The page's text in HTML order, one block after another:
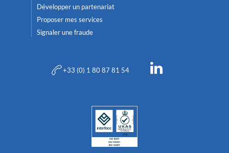
Développer un partenariat
Proposer mes services
Signaler une fraude
+33 (0) 1 80 87 81 54